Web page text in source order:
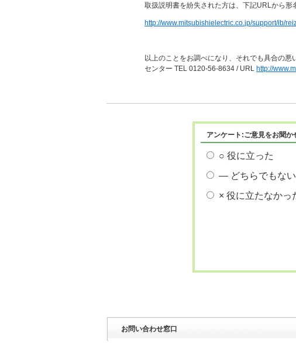
取扱説明書を紛失された方は、下記URLから形
http://www.mitsubishielectric.co.jp/support/ib/
以上のことをお調べになり、それでも具合の
センター TEL 0120-56-8634 / URL http://
アンケート:ご意見をお聞か
○ 役に立った
― どちらでもない
× 役に立たなかっ
お問い合わせ窓口